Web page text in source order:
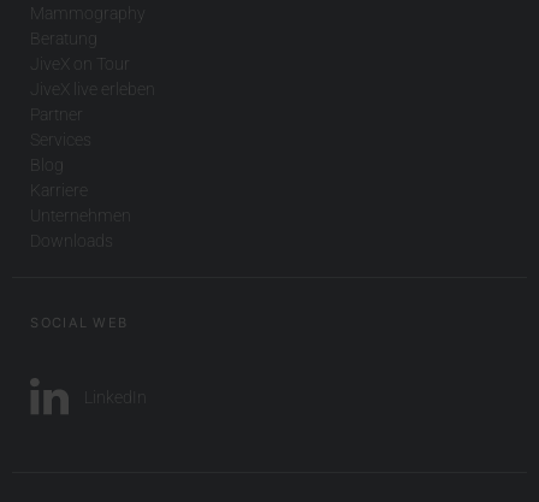
Mammography
Beratung
JiveX on Tour
JiveX live erleben
Partner
Services
Blog
Karriere
Unternehmen
Downloads
SOCIAL WEB
LinkedIn